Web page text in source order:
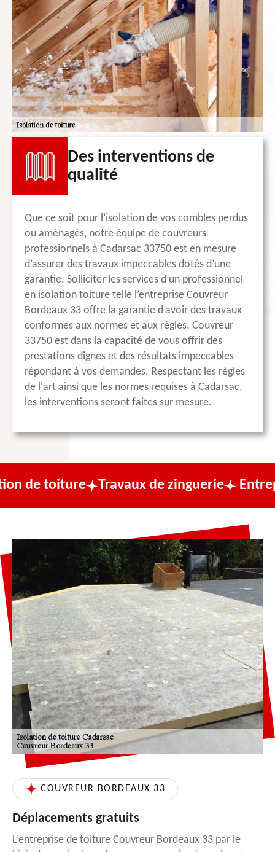
Des interventions de
qualité
Que ce soit pour l’isolation de vos combles perdus
ou aménagés, notre équipe de couvreurs
professionnels à Cadarsac 33750 est en mesure
d’assurer des travaux impeccables dotés d’une
garantie. Solliciter les services d’un professionnel
en isolation toiture telle l’entreprise Couvreur
Bordeaux 33 offre la garantie d’avoir des travaux
conformes aux normes et aux règles. Couvreur
33750 est dans la capacité de vous offrir des
prestations dignes et des résultats impeccables
répondant à vos demandes. Respectant les règles
de l'art ainsi que les normes requises à Cadarsac,
les interventions seront faites sur mesure.
Travaux de zinguerie Entreprise de
COUVREUR BORDEAUX 33
Déplacements gratuits
L’entreprise de toiture Couvreur Bordeaux 33 par le